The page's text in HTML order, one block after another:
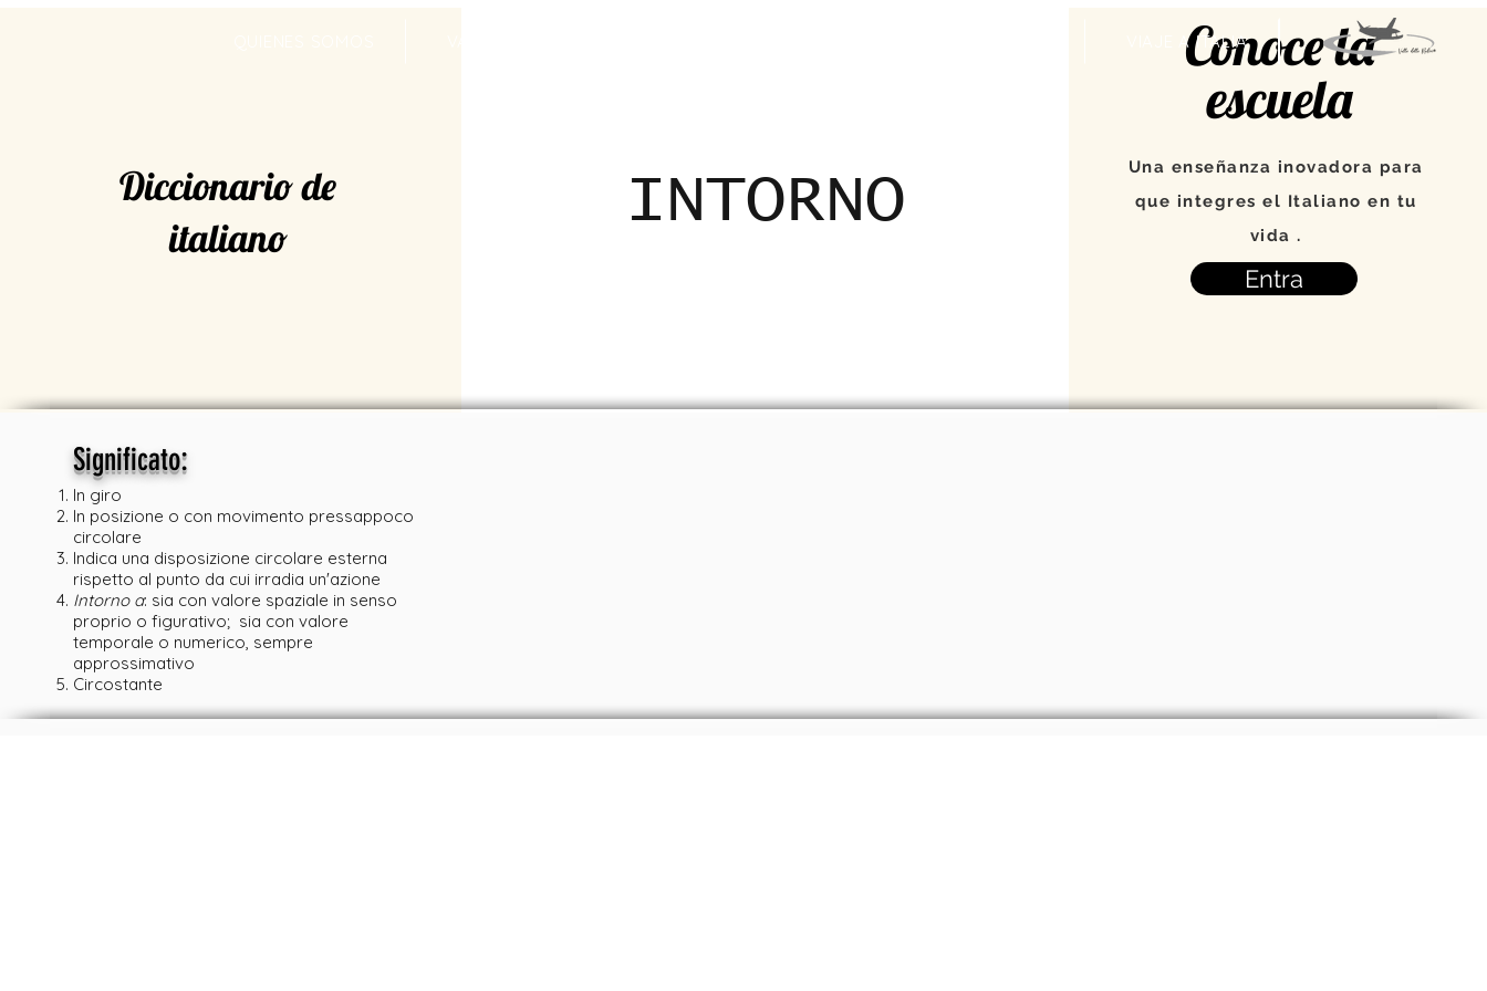
VIAJE A ITALIA
Diccionario de
italiano
INTORNO
Conoce la
escuela
Una enseñanza inovadora para
que integres el Italiano en tu
vida .
Entra
Significato:
In giro
In posizione o con movimento pressappoco
circolare
Indica una disposizione circolare esterna
rispetto al punto da cui irradia un'azione
Intorno a: sia con valore spaziale in senso
proprio o figurativo; sia con valore
temporale o numerico, sempre
approssimativo
Circostante